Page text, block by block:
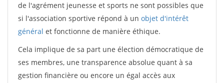
de l'agrément jeunesse et sports ne sont possibles que
si l'association sportive répond à un objet d'intérêt
général et fonctionne de manière éthique.
Cela implique de sa part une élection démocratique de
ses membres, une transparence absolue quant à sa
gestion financière ou encore un égal accès aux